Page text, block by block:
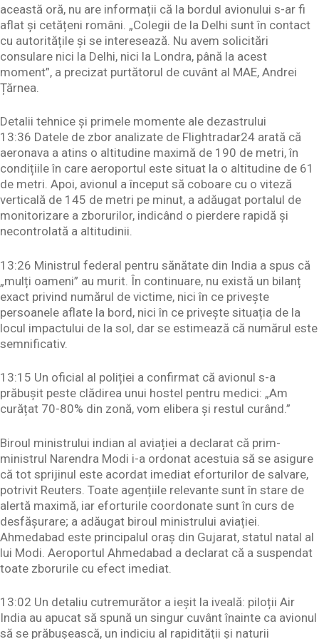
această oră, nu are informații că la bordul avionului s-ar fi
aflat și cetățeni români. „Colegii de la Delhi sunt în contact
cu autoritățile și se interesează. Nu avem solicitări
consulare nici la Delhi, nici la Londra, până la acest
moment”, a precizat purtătorul de cuvânt al MAE, Andrei
Țărnea.
Detalii tehnice și primele momente ale dezastrului
13:36 Datele de zbor analizate de Flightradar24 arată că
aeronava a atins o altitudine maximă de 190 de metri, în
condițiile în care aeroportul este situat la o altitudine de 61
de metri. Apoi, avionul a început să coboare cu o viteză
verticală de 145 de metri pe minut, a adăugat portalul de
monitorizare a zborurilor, indicând o pierdere rapidă și
necontrolată a altitudinii.
13:26 Ministrul federal pentru sănătate din India a spus că
„mulți oameni” au murit. În continuare, nu există un bilanț
exact privind numărul de victime, nici în ce privește
persoanele aflate la bord, nici în ce privește situația de la
locul impactului de la sol, dar se estimează că numărul este
semnificativ.
13:15 Un oficial al poliției a confirmat că avionul s-a
prăbușit peste clădirea unui hostel pentru medici: „Am
curățat 70-80% din zonă, vom elibera și restul curând.”
Biroul ministrului indian al aviației a declarat că prim-
ministrul Narendra Modi i-a ordonat acestuia să se asigure
că tot sprijinul este acordat imediat eforturilor de salvare,
potrivit Reuters. Toate agențiile relevante sunt în stare de
alertă maximă, iar eforturile coordonate sunt în curs de
desfășurare; a adăugat biroul ministrului aviației.
Ahmedabad este principalul oraș din Gujarat, statul natal al
lui Modi. Aeroportul Ahmedabad a declarat că a suspendat
toate zborurile cu efect imediat.
13:02 Un detaliu cutremurător a ieșit la iveală: piloții Air
India au apucat să spună un singur cuvânt înainte ca avionul
să se prăbușească, un indiciu al rapidității și naturii